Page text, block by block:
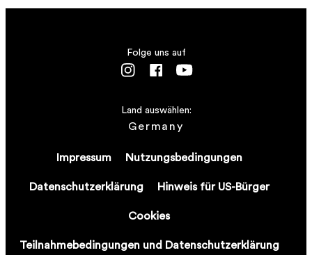
Impressum Nutzungsbedingungen
Datenschutzerklärung Hinweis für US-Bürger
Cookies
Teilnahmebedingungen und Datenschutzerklärung
Land auswählen:
Germany
Folge uns auf